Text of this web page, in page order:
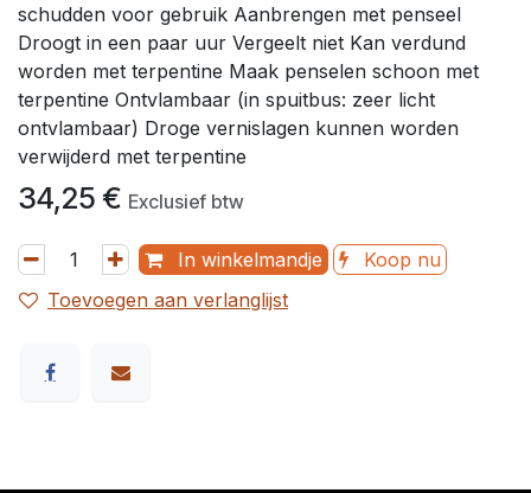
schudden voor gebruik Aanbrengen met penseel
Droogt in een paar uur Vergeelt niet Kan verdund
worden met terpentine Maak penselen schoon met
terpentine Ontvlambaar (in spuitbus: zeer licht
ontvlambaar) Droge vernislagen kunnen worden
verwijderd met terpentine
34,25 € Exclusief btw
In winkelmandje
Koop nu
Toevoegen aan verlanglijst